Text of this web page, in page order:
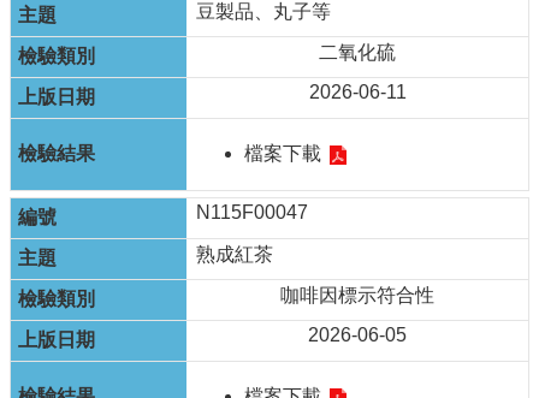
豆製品、丸子等
二氧化硫
2026-06-11
檔案下載
N115F00047
熟成紅茶
咖啡因標示符合性
2026-06-05